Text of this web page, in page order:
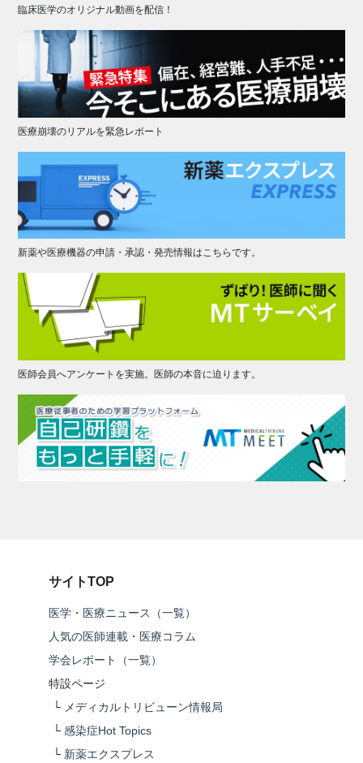
臨床医学のオリジナル動画を配信！
医療崩壊のリアルを緊急レポート
新薬や医療機器の申請・承認・発売情報はこちらです。
医師会員へアンケートを実施。医師の本音に迫ります。
サイトTOP
医学・医療ニュース（一覧）
人気の医師連載・医療コラム
学会レポート（一覧）
特設ページ
└ メディカルトリビューン情報局
└ 感染症Hot Topics
└ 新薬エクスプレス